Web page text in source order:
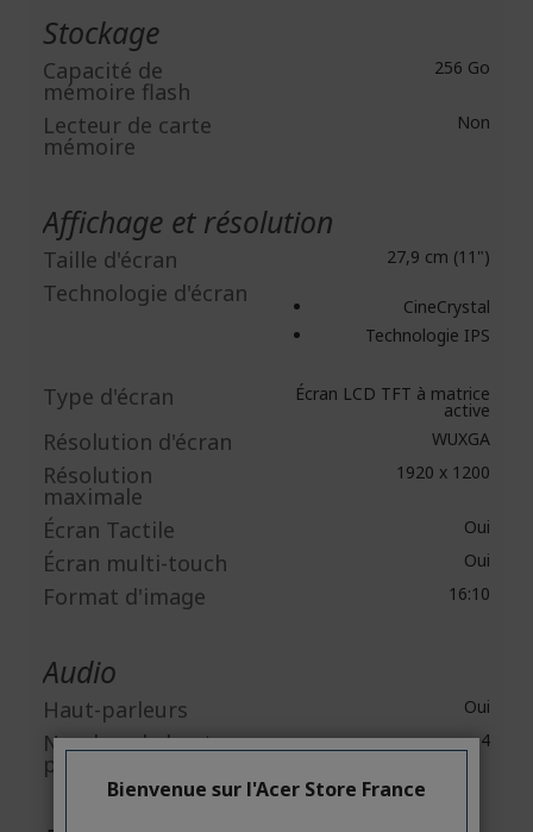
Stockage
Capacité de
mémoire flash
256 Go
Lecteur de carte
mémoire
Non
Affichage et résolution
Taille d'écran 27,9 cm (11")
Technologie d'écran
CineCrystal
Technologie IPS
Type d'écran Écran LCD TFT à matrice
active
Résolution d'écran WUXGA
Résolution
maximale
1920 x 1200
Écran Tactile Oui
Écran multi-touch Oui
Format d'image 16:10
Audio
Haut-parleurs Oui
Nombre de haut-
parleurs
4
Bienvenue sur l'Acer Store France